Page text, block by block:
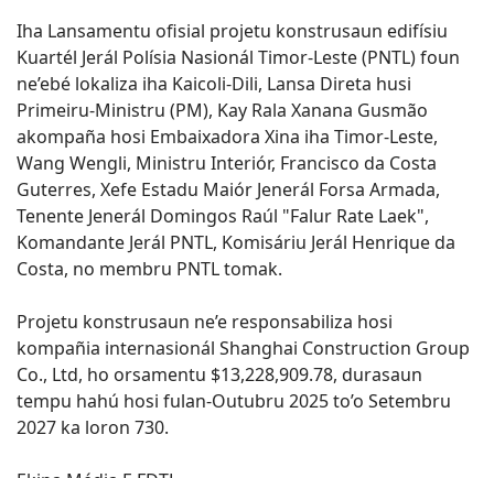
Iha Lansamentu ofisial projetu konstrusaun edifísiu
Kuartél Jerál Polísia Nasionál Timor-Leste (PNTL) foun
ne’ebé lokaliza iha Kaicoli-Dili, Lansa Direta husi
Primeiru-Ministru (PM), Kay Rala Xanana Gusmão
akompaña hosi Embaixadora Xina iha Timor-Leste,
Wang Wengli, Ministru Interiór, Francisco da Costa
Guterres, Xefe Estadu Maiór Jenerál Forsa Armada,
Tenente Jenerál Domingos Raúl "Falur Rate Laek",
Komandante Jerál PNTL, Komisáriu Jerál Henrique da
Costa, no membru PNTL tomak.
Projetu konstrusaun ne’e responsabiliza hosi
kompañia internasionál Shanghai Construction Group
Co., Ltd, ho orsamentu $13,228,909.78, durasaun
tempu hahú hosi fulan-Outubru 2025 to’o Setembru
2027 ka loron 730.